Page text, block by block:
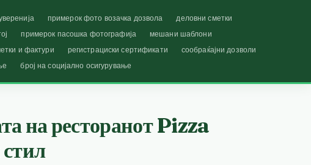
примерок фото возачка дозвола
деловни сметки
примерок пасошка фотографија
мешани шаблони
и фактури регистрациски сертификати
сообраќајни дозволи
број на социјално осигурување
на ресторанот Pizza